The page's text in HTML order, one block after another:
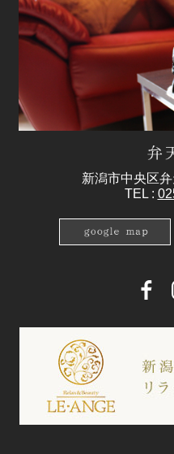
新潟市中央区
TEL :